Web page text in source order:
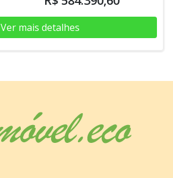
Ver mais detalhes